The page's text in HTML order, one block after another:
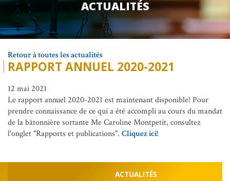
ACTUALITÉS
Retour à toutes les actualités
RAPPORT ANNUEL 2020-2021
12 mai 2021
Le rapport annuel 2020-2021 est maintenant disponible! Pour
prendre connaissance de ce qui a été accompli au cours du mandat
de la bâtonnière sortante Me Caroline Montpetit, consultez
l'onglet "Rapports et publications". Cliquez ici!
ACTUALITÉS